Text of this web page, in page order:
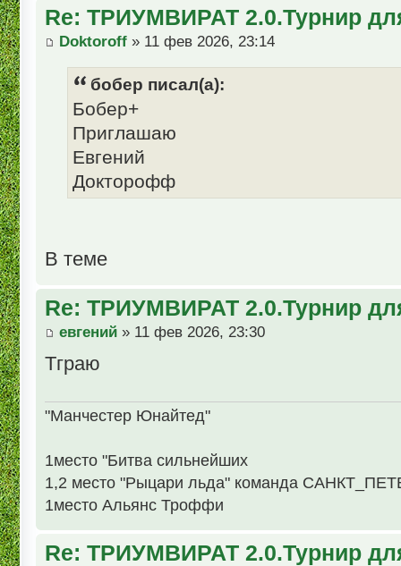
Re: ТРИУМВИРАТ 2.0.Турнир
Doktoroff » 11 фев 2026, 23:14
бобер писал(а):
Бобер+
Приглашаю
Евгений
Докторофф
В теме
Re: ТРИУМВИРАТ 2.0.Турнир
евгений » 11 фев 2026, 23:30
Тграю
"Манчестер Юнайтед"
1место "Битва сильнейших
1,2 место "Рыцари льда" команда
1место Альянс Троффи
Re: ТРИУМВИРАТ 2.0.Турнир